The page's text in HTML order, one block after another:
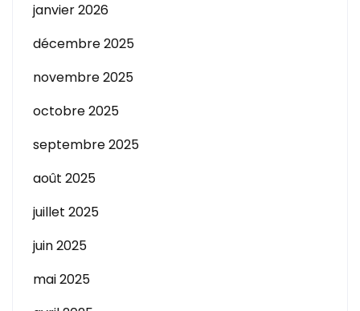
janvier 2026
décembre 2025
novembre 2025
octobre 2025
septembre 2025
août 2025
juillet 2025
juin 2025
mai 2025